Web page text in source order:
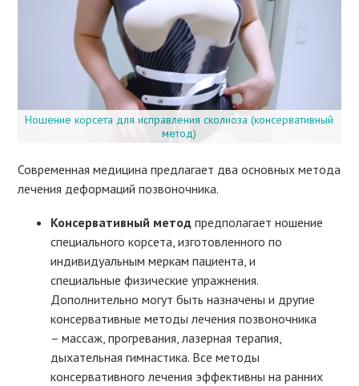
Ношение корсета для исправления сколиоза (консервативный
метод)
Современная медицина предлагает два основных метода
лечения деформаций позвоночника.
Консервативный методпредполагает ношение
специального корсета, изготовленного по
индивидуальным меркам пациента, и
специальные физические упражнения.
Дополнительно могут быть назначены и другие
консервативные методы лечения позвоночника
– массаж, прогревания, лазерная терапия,
дыхательная гимнастика. Все методы
консервативного лечения эффективны на ранних